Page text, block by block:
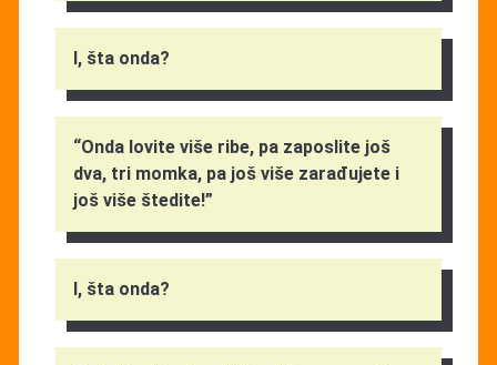
I, šta onda?
“Onda lovite više ribe, pa zaposlite još
dva, tri momka, pa još više zarađujete i
još više štedite!”
I, šta onda?